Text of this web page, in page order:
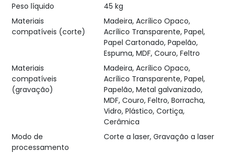
345,80 €
Peso líquido
45 kg
Materiais
compatíveis (corte)
Madeira, Acrílico Opaco,
Acrílico Transparente, Papel,
Papel Cartonado, Papelão,
Espuma, MDF, Couro, Feltro
Materiais
compatíveis
(gravação)
Madeira, Acrílico Opaco,
Acrílico Transparente, Papel,
Papelão, Metal galvanizado,
MDF, Couro, Feltro, Borracha,
Vidro, Plástico, Cortiça,
Cerâmica
Modo de
processamento
Corte a laser, Gravação a laser